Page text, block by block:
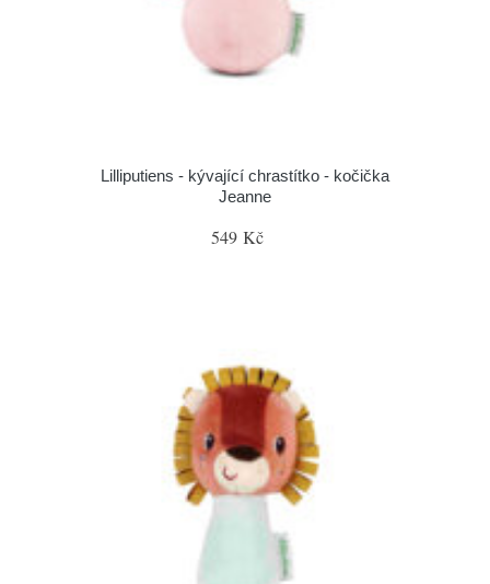
Lilliputiens - kývající chrastítko - kočička
Jeanne
549 Kč